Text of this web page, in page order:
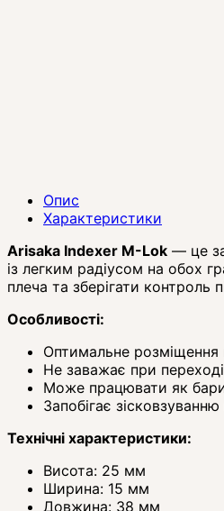
Опис
Характеристики
Arisaka Indexer M-Lok — це
із легким радіусом на обох
плеча та зберігати контроль
Особливості:
Оптимальне
Не заважає при
Може працювати як
Запобігає
Технічні характеристики:
Висота: 25 мм
Ширина: 15 мм
Довжина: 38 мм